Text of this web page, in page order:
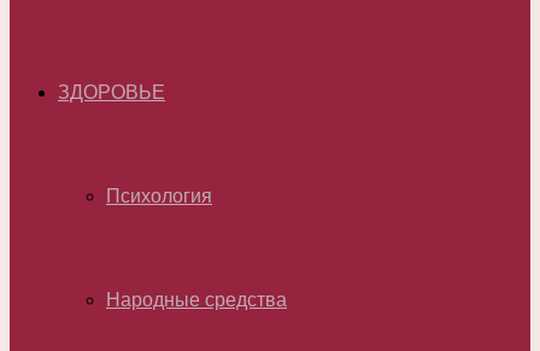
ЗДОРОВЬЕ
Психология
Народные средства